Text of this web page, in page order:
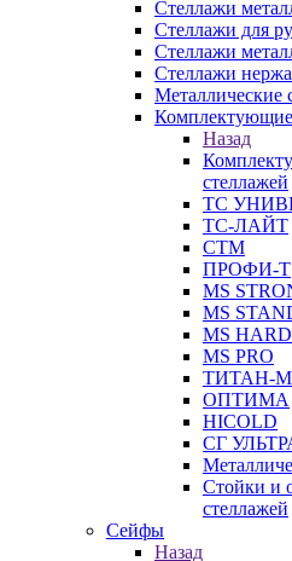
Стеллажи
Стеллажи для
Стеллажи
Стеллажи
Металлические
Комплектующие
Назад
стеллажей
ТС
ТС-ЛАЙТ
СТМ
ПРОФИ-Т
MS
MS
MS HARD
MS PRO
ТИТАН-
ОПТИМА
HICOLD
СГ
Стойки и
стеллажей
Сейфы
Назад